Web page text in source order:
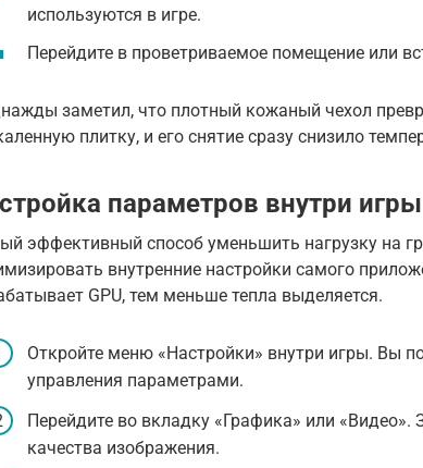
используются в игре.
Перейдите в проветриваемое помещение или
заметил, что плотный кожаный чехол
плитку, и его снятие сразу снизило
параметров внутри игры
эффективный способ уменьшить нагрузку на
внутренние настройки самого
GPU, тем меньше тепла выделяется.
Откройте меню «Настройки» внутри игры. Вы
управления параметрами.
Перейдите во вкладку «Графика» или «Видео».
качества изображения.